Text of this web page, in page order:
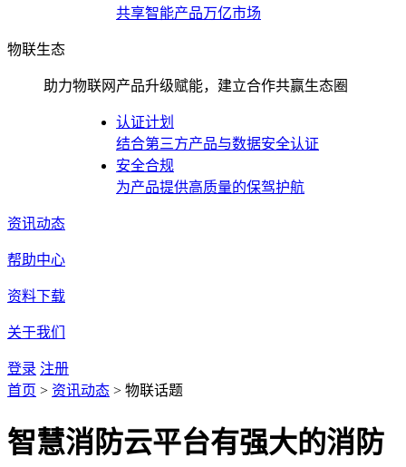
共享智能产品万亿市场
物联生态
助力物联网产品升级赋能，建立合作共赢生态圈
认证计划
结合第三方产品与数据安全认证
安全合规
为产品提供高质量的保驾护航
资讯动态
帮助中心
资料下载
关于我们
登录 注册
首页 > 资讯动态 > 物联话题
智慧消防云平台有强大的消防